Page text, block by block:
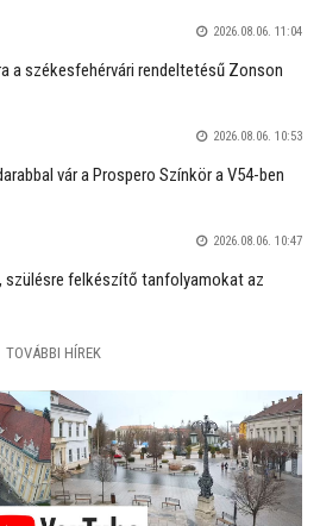
2026.08.06. 11:04
a székesfehérvári rendeltetésű Zonson
2026.08.06. 10:53
vár a Prospero Színkör a V54-ben
2026.08.06. 10:47
szülésre felkészítő tanfolyamokat az
TOVÁBBI HÍREK